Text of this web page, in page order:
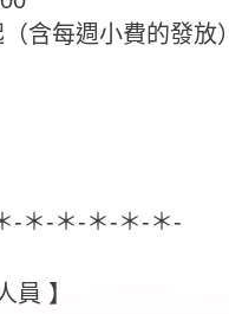
含每週小費的發放）
-＊-＊-＊-＊-＊-
員 】